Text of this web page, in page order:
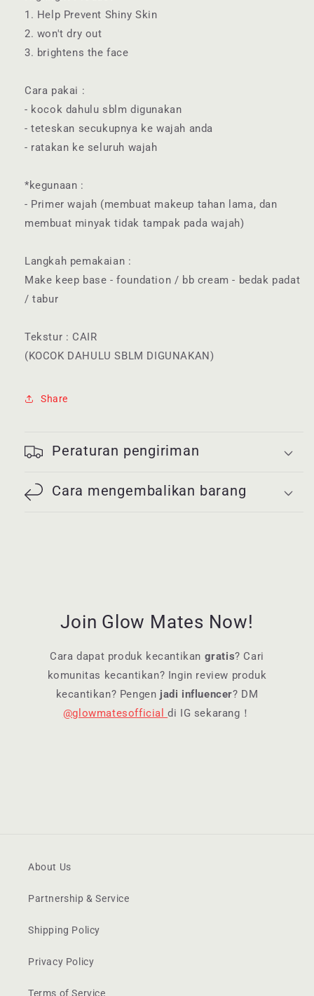
1. Help Prevent Shiny Skin
2. won't dry out
3. brightens the face
Cara pakai :
- kocok dahulu sblm digunakan
- teteskan secukupnya ke wajah anda
- ratakan ke seluruh wajah
*kegunaan :
- Primer wajah (membuat makeup tahan lama, dan
membuat minyak tidak tampak pada wajah)
Langkah pemakaian :
Make keep base - foundation / bb cream - bedak padat
/ tabur
Tekstur : CAIR
(KOCOK DAHULU SBLM DIGUNAKAN)
Share
Peraturan pengiriman
Cara mengembalikan barang
Join Glow Mates Now!
Cara dapat produk kecantikan gratis? Cari
komunitas kecantikan? Ingin review produk
kecantikan? Pengen jadi influencer? DM
@glowmatesofficialdi IG sekarang！
About Us
Partnership & Service
Shipping Policy
Privacy Policy
Terms of Service